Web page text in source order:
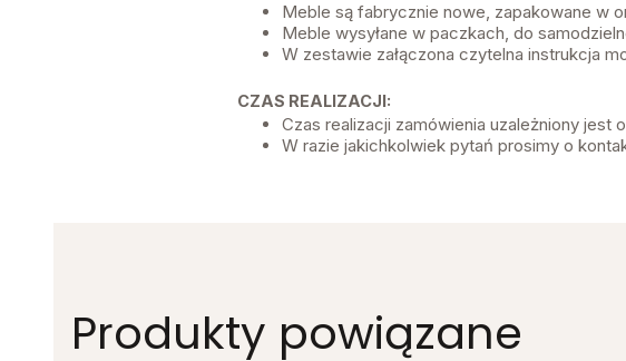
Meble są fabrycznie nowe, zapakowane w
Meble wysyłane w paczkach, do
W zestawie załączona czytelna instrukcja
CZAS REALIZACJI:
Czas realizacji zamówienia uzależniony
W razie jakichkolwiek pytań prosimy o
Produkty powiązane